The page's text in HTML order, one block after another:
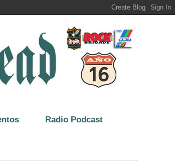
Radio Podcast